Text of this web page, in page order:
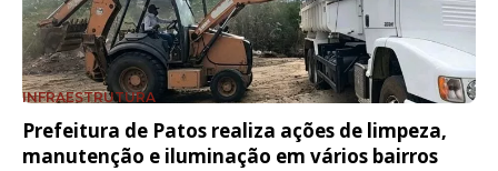
INFRAESTRUTURA
Prefeitura de Patos realiza ações de limpeza,
manutenção e iluminação em vários bairros